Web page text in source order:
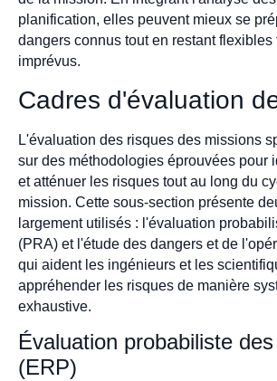
planification, elles peuvent mieux se
dangers connus tout en restant flexibles
imprévus.
Cadres d'évaluation
L'évaluation des risques des missions
sur des méthodologies éprouvées pour
et atténuer les risques tout au long du
mission. Cette sous-section présente
largement utilisés : l'évaluation
(PRA) et l'étude des dangers et de
qui aident les ingénieurs et les
appréhender les risques de manière
exhaustive.
Évaluation probabiliste
(ERP)